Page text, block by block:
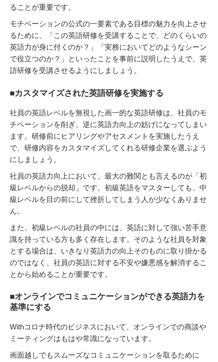
ることが重要です。
モチベーションの公式の一要素である目標の魅力を向上させ
るために、「この英語研修を受講することで、どのくらいの
英語力が身に付くのか？」「実務においてどのようなシーン
で役立つのか？」といったことを事前に説明したうえで、英
語研修を受講させるようにしましょう。
■カスタマイズされた英語研修を実施する
社員の英語レベルを無視した画一的な英語研修は、社員のモ
チベーションを削ぎ、逆に英語力向上の妨げになってしまい
ます。研修前にヒアリングやアセスメントを実施したうえ
で、研修内容をカスタマイズしてくれる研修企業を選ぶよう
にしましょう。
社員の英語力向上において、最大の難関とも言えるのが「初
級レベルからの脱却」です。初級英語をマスターしても、中
級レベルを目の前にして挫折してしまう人が少なくありませ
ん。
また、初級レベルの社員の中には、英語に対して強い苦手意
識を持っている方も多く存在します。そのような社員を対象
とする場合は、いきなり英語力の向上そのものに取り掛かる
のではなく、社員の英語に対する不安や嫌悪感を解消するこ
とから始めることが重要です。
■オンラインでコミュニケーションができる英語力を
基準にする
Withコロナ時代のビジネスにおいて、オンラインでの商談や
ミーティングはもはや常識になっています。
画面越しでもスムーズなコミュニケーションを取るために